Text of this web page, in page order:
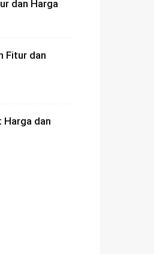
dan Harga
Fitur dan
Harga dan